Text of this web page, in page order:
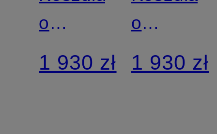
o
klasycznym
kroju
1 930 zł
o
kroju
1 930 zł